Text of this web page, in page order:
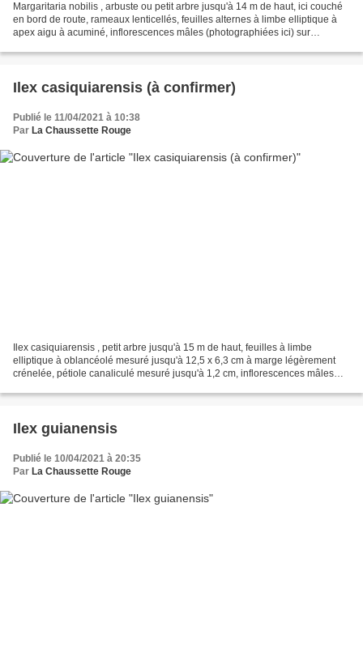
Margaritaria nobilis , arbuste ou petit arbre jusqu'à 14 m de haut, ici couché
en bord de route, rameaux lenticellés, feuilles alternes à limbe elliptique à
apex aigu à acuminé, inflorescences mâles (photographiées ici) sur
Ilex casiquiarensis (à confirmer)
Publié le 11/04/2021 à 10:38
Par La Chaussette Rouge
Ilex casiquiarensis , petit arbre jusqu'à 15 m de haut, feuilles à limbe
elliptique à oblancéolé mesuré jusqu'à 12,5 x 6,3 cm à marge légèrement
crénelée, pétiole canaliculé mesuré jusqu'à 1,2 cm, inflorescences mâles
Ilex guianensis
Publié le 10/04/2021 à 20:35
Par La Chaussette Rouge